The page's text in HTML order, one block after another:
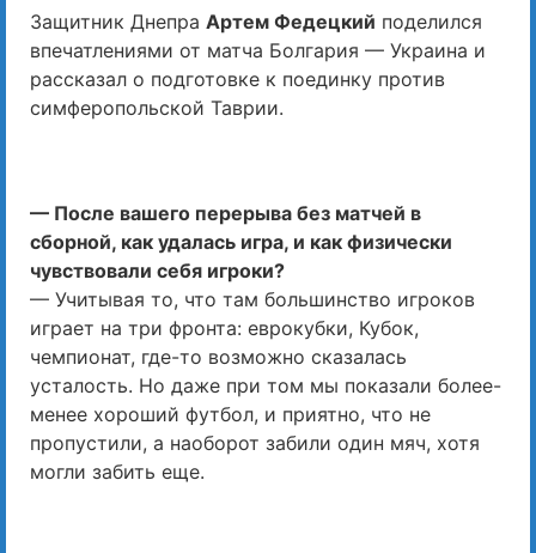
Защитник Днепра Артем Федецкий поделился
впечатлениями от матча Болгария — Украина и
рассказал о подготовке к поединку против
симферопольской Таврии.
— После вашего перерыва без матчей в
сборной, как удалась игра, и как физически
чувствовали себя игроки?
— Учитывая то, что там большинство игроков
играет на три фронта: еврокубки, Кубок,
чемпионат, где-то возможно сказалась
усталость. Но даже при том мы показали более-
менее хороший футбол, и приятно, что не
пропустили, а наоборот забили один мяч, хотя
могли забить еще.